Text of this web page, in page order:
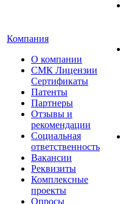
Компания
О компании
СМК Лицензии
Сертификаты
Патенты
Партнеры
Отзывы и
рекомендации
Социальная
ответственность
Вакансии
Реквизиты
Комплексные
проекты
Опросы